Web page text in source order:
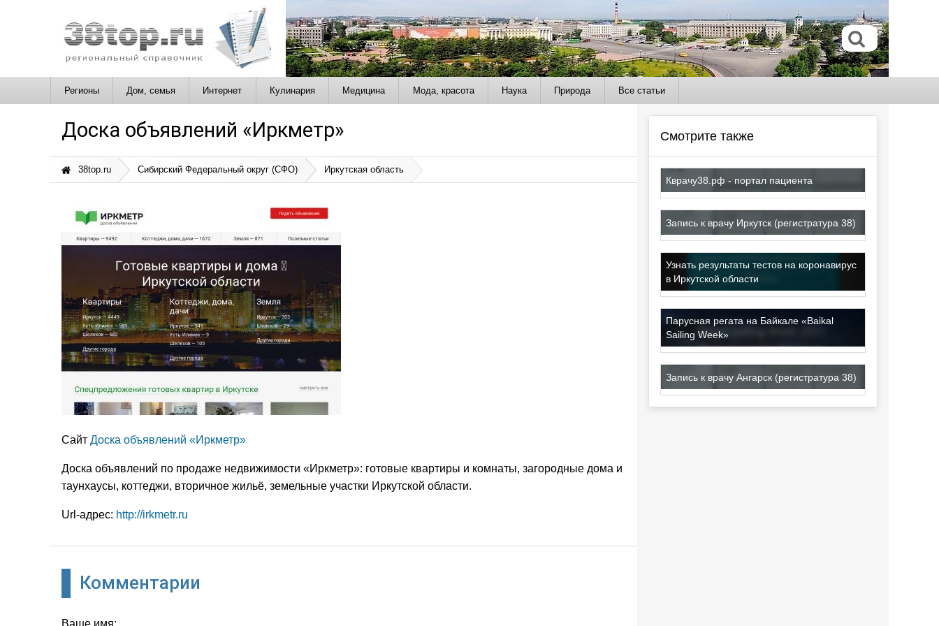
Регионы Дом, семья Интернет Кулинария Медицина Мода, красота Наука Природа Все статьи
Доска объявлений «Иркметр»
38top.ru Сибирский Федеральный округ (СФО) Иркутская область
Сайт Доска объявлений «Иркметр»
Доска объявлений по продаже недвижимости «Иркметр»: готовые квартиры и комнаты, загородные дома и
таунхаусы, коттеджи, вторичное жильё, земельные участки Иркутской области.
Url-адрес: http://irkmetr.ru
Комментарии
Смотрите также
Кврачу38.рф - портал пациента
Запись к врачу Иркутск (регистратура 38)
Узнать результаты тестов на коронавирус
в Иркутской области
Парусная регата на Байкале «Baikal
Sailing Week»
Запись к врачу Ангарск (регистратура 38)